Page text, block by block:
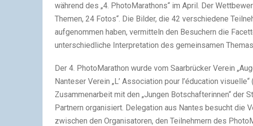
während des „4. PhotoMarathons“ im April. Der
Themen, 24 Fotos“. Die Bilder, die 42 verschiedene
aufgenommen haben, vermitteln den Besuchern die
unterschiedliche Interpretation des gemeinsamen Themas
Der 4. PhotoMarathon wurde vom Saarbrücker Verein
Nanteser Verein „L’ Association pour l’éducation visuelle“
Zusammenarbeit mit den „Jungen Botschafterinnen“ der
Partnern organisiert. Delegation aus Nantes besucht die
zwischen den Organisatoren, den Teilnehmern des